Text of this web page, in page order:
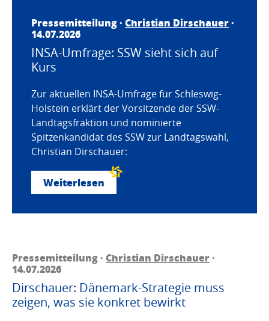
Pressemitteilung · Christian Dirschauer·
14.07.2026
INSA-Umfrage: SSW sieht sich auf
Kurs
Zur aktuellen INSA-Umfrage für Schleswig-
Holstein erklärt der Vorsitzende der SSW-
Landtagsfraktion und nominierte
Spitzenkandidat des SSW zur Landtagswahl,
Christian Dirschauer:
Weiterlesen
Pressemitteilung · Christian Dirschauer·
14.07.2026
Dirschauer: Dänemark-Strategie muss
zeigen, was sie konkret bewirkt